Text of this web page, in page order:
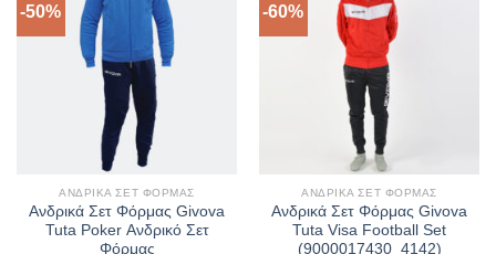
-50%
ΑΝΔΡΙΚΆ ΣΕΤ ΦΌΡΜΑΣ
Ανδρικά Σετ Φόρμας Givova
Tuta Poker Ανδρικό Σετ
Φόρμας
-60%
ΑΝΔΡΙΚΆ ΣΕΤ ΦΌΡΜΑΣ
Ανδρικά Σετ Φόρμας Givova
Tuta Visa Football Set
(9000017430_4142)